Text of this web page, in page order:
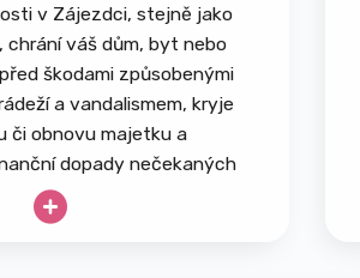
v Zájezdci, stejně jako
chrání váš dům, byt nebo
škodami způsobenými
a vandalismem, kryje
či obnovu majetku a
dopady nečekaných
že se nevztahuje na
úmyslné poškození.